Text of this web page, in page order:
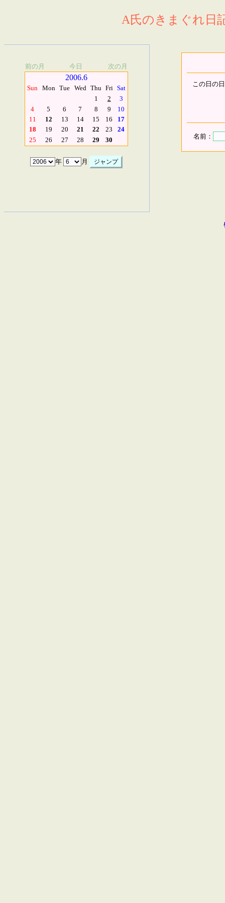
A氏のきまぐれ日
前の月 今日 次の月
2006.6
Sun Mon Tue Wed Thu Fri Sat
1
2
3
4
5 6 7 8 9
10
11
12 13 14 15 16
17
18
19 20 21 22 23
24
25
26 27 28 29 30
年 月
この日の
名前：